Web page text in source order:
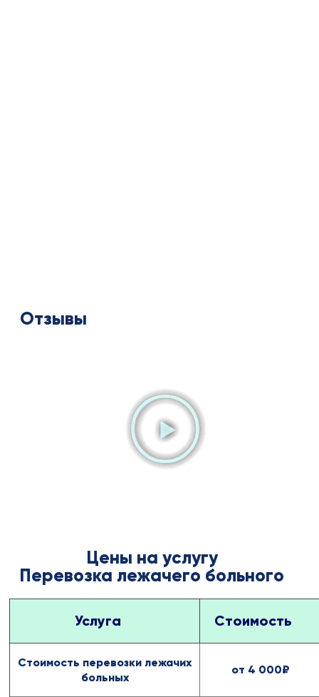
Отзывы
Цены на услугу
Перевозка лежачего больного
Услуга Стоимость
Стоимость перевозки лежачих
больных
от 4 000₽